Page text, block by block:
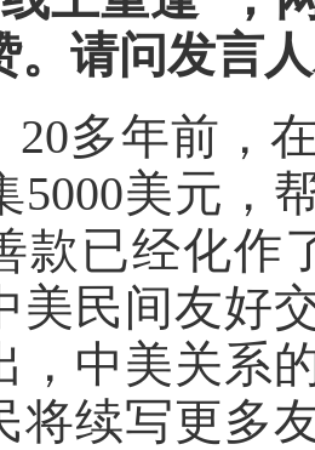
。请问发言
20多年前，
5000美元，
款已经化作
美民间友好
，中美关系
将续写更多